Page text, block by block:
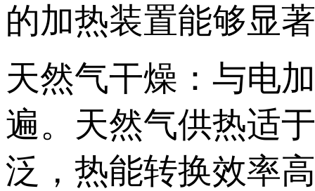
的加热装置能够显
天然气干燥：与电
遍。天然气供热适
泛，热能转换效率